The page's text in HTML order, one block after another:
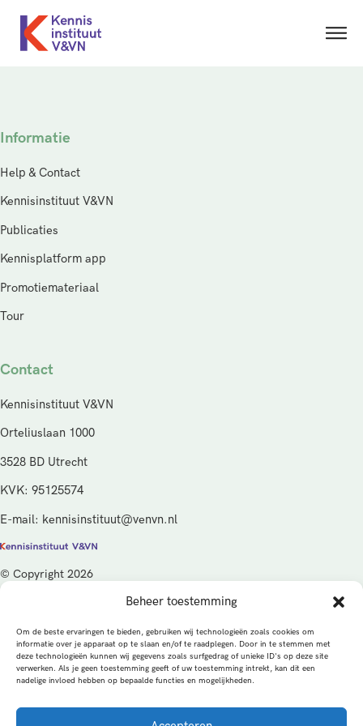
Beheer toestemming
Om de beste ervaringen te bieden, gebruiken wij technologieën zoals cookies om
informatie over je apparaat op te slaan en/of te raadplegen. Door in te stemmen met
deze technologieën kunnen wij gegevens zoals surfgedrag of unieke ID's op deze site
verwerken. Als je geen toestemming geeft of uw toestemming intrekt, kan dit een
nadelige invloed hebben op bepaalde functies en mogelijkheden.
Informatie
Help & Contact
Kennisinstituut V&VN
Publicaties
Kennisplatform app
Promotiemateriaal
Tour
Contact
Kennisinstituut V&VN
Orteliuslaan 1000
3528 BD Utrecht
KVK: 95125574
E-mail: kennisinstituut@venvn.nl
© Copyright 2026
De activiteiten van het Kennisinstituut V&VN worden gefinancierd
vanuit de kwaliteitsgelden van het ministerie van Volksgezondheid,
Welzijn en Sport (VWS), beheerd door ZonMw.
PrivacybeleidCookiesAlgemene voorwaarden